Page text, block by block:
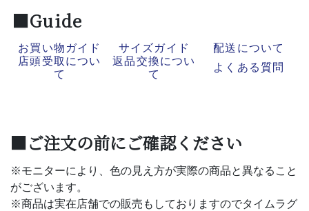
■Guide
お買い物ガイド サイズガイド
配送について
店頭受取につい
て
返品交換につい
て
よくある質問
■ご注文の前にご確認ください
※モニターにより、色の見え方が実際の商品と異なること
がございます。
※商品は実在店舗での販売もしておりますのでタイムラグ